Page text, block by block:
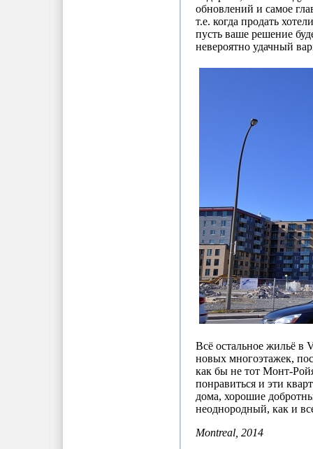
обновлений и самое
т.е. когда продать
пусть ваше решение
невероятно удачный
Всё остальное жильё в
новых многоэтажек,
как бы не тот Монт-
понравиться и эти
дома, хорошие
неоднородный, как и
Montreal, 2014